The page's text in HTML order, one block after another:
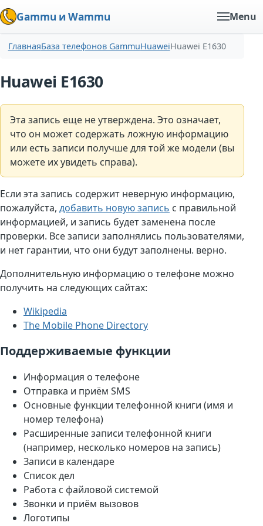
Gammu и Wammu Menu
ГлавнаяБаза телефонов GammuHuaweiHuawei E1630
Huawei E1630
Эта запись еще не утверждена. Это означает,
что он может содержать ложную информацию
или есть записи получше для той же модели (вы
можете их увидеть справа).
Если эта запись содержит неверную информацию,
пожалуйста, добавить новую запись с правильной
информацией, и запись будет заменена после
проверки. Все записи заполнялись пользователями,
и нет гарантии, что они будут заполнены. верно.
Дополнительную информацию о телефоне можно
получить на следующих сайтах:
Wikipedia
The Mobile Phone Directory
Поддерживаемые функции
Информация о телефоне
Отправка и приём SMS
Основные функции телефонной книги (имя и
номер телефона)
Расширенные записи телефонной книги
(например, несколько номеров на запись)
Записи в календаре
Список дел
Работа с файловой системой
Звонки и приём вызовов
Логотипы